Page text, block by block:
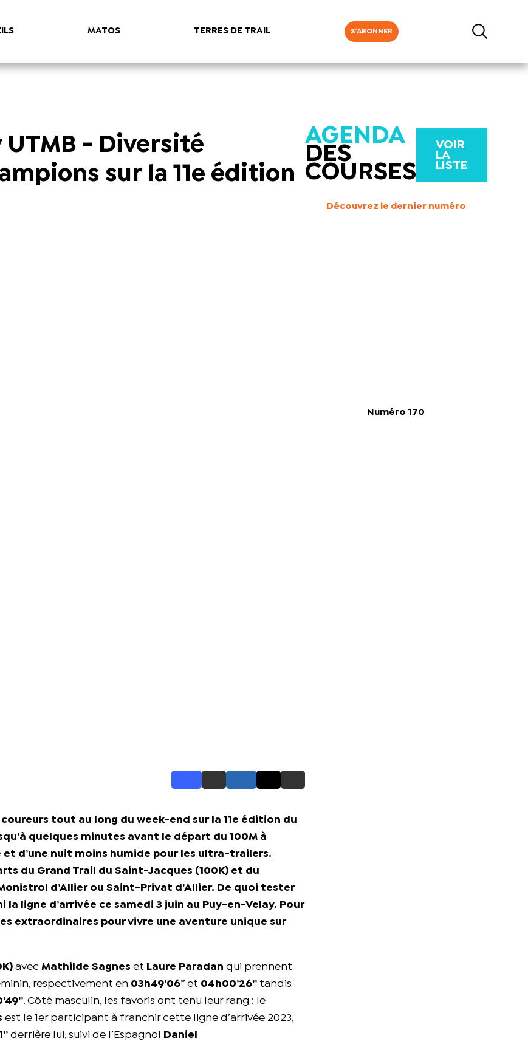
MATOS TERRES DE TRAIL S'ABONNER
UTMB - Diversité
sur la 11e édition
tout au long du week-end sur la 11e édition du
quelques minutes avant le départ du 100M à
et d’une nuit moins humide pour les ultra-trailers.
du Grand Trail du Saint-Jacques (100K) et du
d’Allier ou Saint-Privat d’Allier. De quoi tester
ligne d’arrivée ce samedi 3 juin au Puy-en-Velay. Pour
extraordinaires pour vivre une aventure unique sur
avecMathilde Sagnes et Laure Paradan qui prennent
respectivement en 03h49’06’’ et 04h00’26’’ tandis
. Côté masculin, les favoris ont tenu leur rang : le
est le 1er participant à franchir cette ligne d’arrivée 2023,
derrière lui, suivi de l’Espagnol
Daniel
AGENDA
DES
COURSES
VOIR
LA
LISTE
Découvrez le dernier numéro
Numéro 170